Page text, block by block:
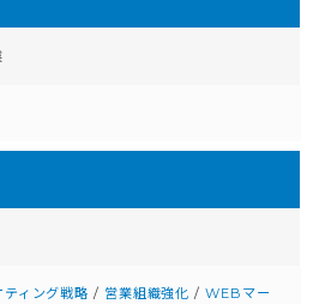
ティング戦略 / 営業組織強化 / WEBマー